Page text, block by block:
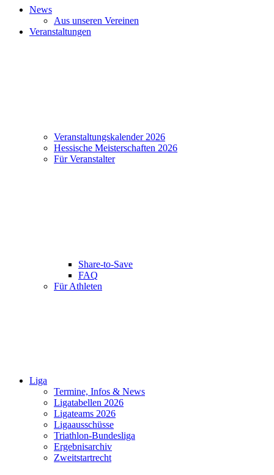
News
Aus unseren Vereinen
Veranstaltungen
Veranstaltungskalender 2026
Hessische Meisterschaften 2026
Für Veranstalter
Share-to-Save
FAQ
Für Athleten
Liga
Termine, Infos & News
Ligatabellen 2026
Ligateams 2026
Ligaausschüsse
Triathlon-Bundesliga
Ergebnisarchiv
Zweitstartrecht